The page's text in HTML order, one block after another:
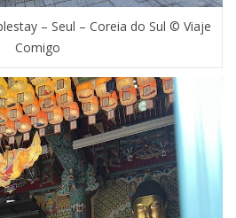
– Seul – Coreia do Sul © Viaje
Comigo